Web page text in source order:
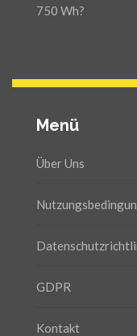
750 Wh?
Menü
Über Uns
GDPR
Kontakt